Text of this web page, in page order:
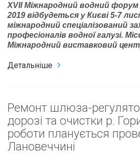
XVII Міжнародний водний форум
2019 відбудеться у Києві 5-7
міжнародний спеціалізований
професіоналів водної галузі.
Міжнародний виставковий
Детальніше
Ремонт шлюза-
дорозі та очистки р.
роботи планується
Лановеччині